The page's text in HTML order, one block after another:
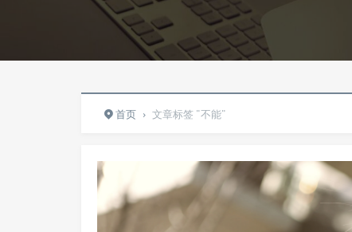
首页 › 文章标签 "不能"